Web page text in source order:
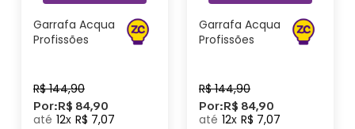
Garrafa Acqua
Profissões
R$ 144,90
Por:R$ 84,90
12 R$ 7,07
Garrafa Acqua
Profissões
R$ 144,90
Por:R$ 84,90
12 R$ 7,07